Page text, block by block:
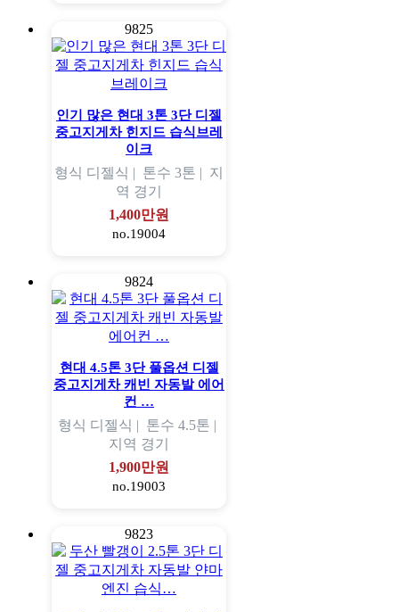
9825
인기 많은 현대 3톤 3단 디젤
중고지게차 힌지드 습식브레
이크
형식 디젤식 | 톤수 3톤 | 지
역 경기
1,400만원
no.19004
9824
현대 4.5톤 3단 풀옵션 디젤
중고지게차 캐빈 자동발 에어
컨 …
형식 디젤식 | 톤수 4.5톤 |
지역 경기
1,900만원
no.19003
9823